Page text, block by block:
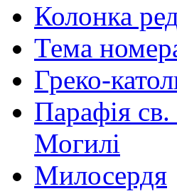
Колонка
Тема
Греко-
Парафія
Могилі
Милосердя